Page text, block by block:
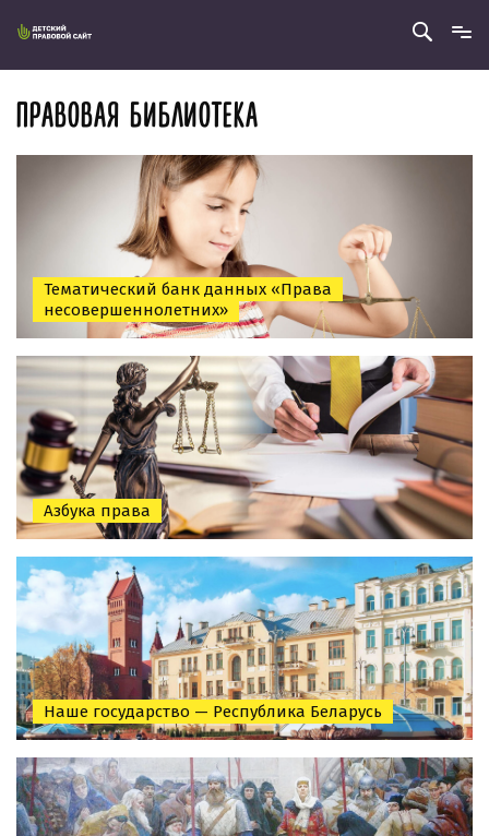
ПРАВОВАЯ БИБЛИОТЕКА
Тематический банк данных «Права
несовершеннолетних»
Азбука права
Наше государство — Республика Беларусь